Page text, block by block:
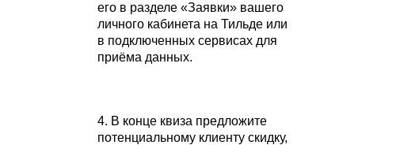
его в разделе «Заявки» вашего
личного кабинета на Тильде или
в подключенных сервисах для
приёма данных.
4. В конце квиза предложите
потенциальному клиенту скидку,